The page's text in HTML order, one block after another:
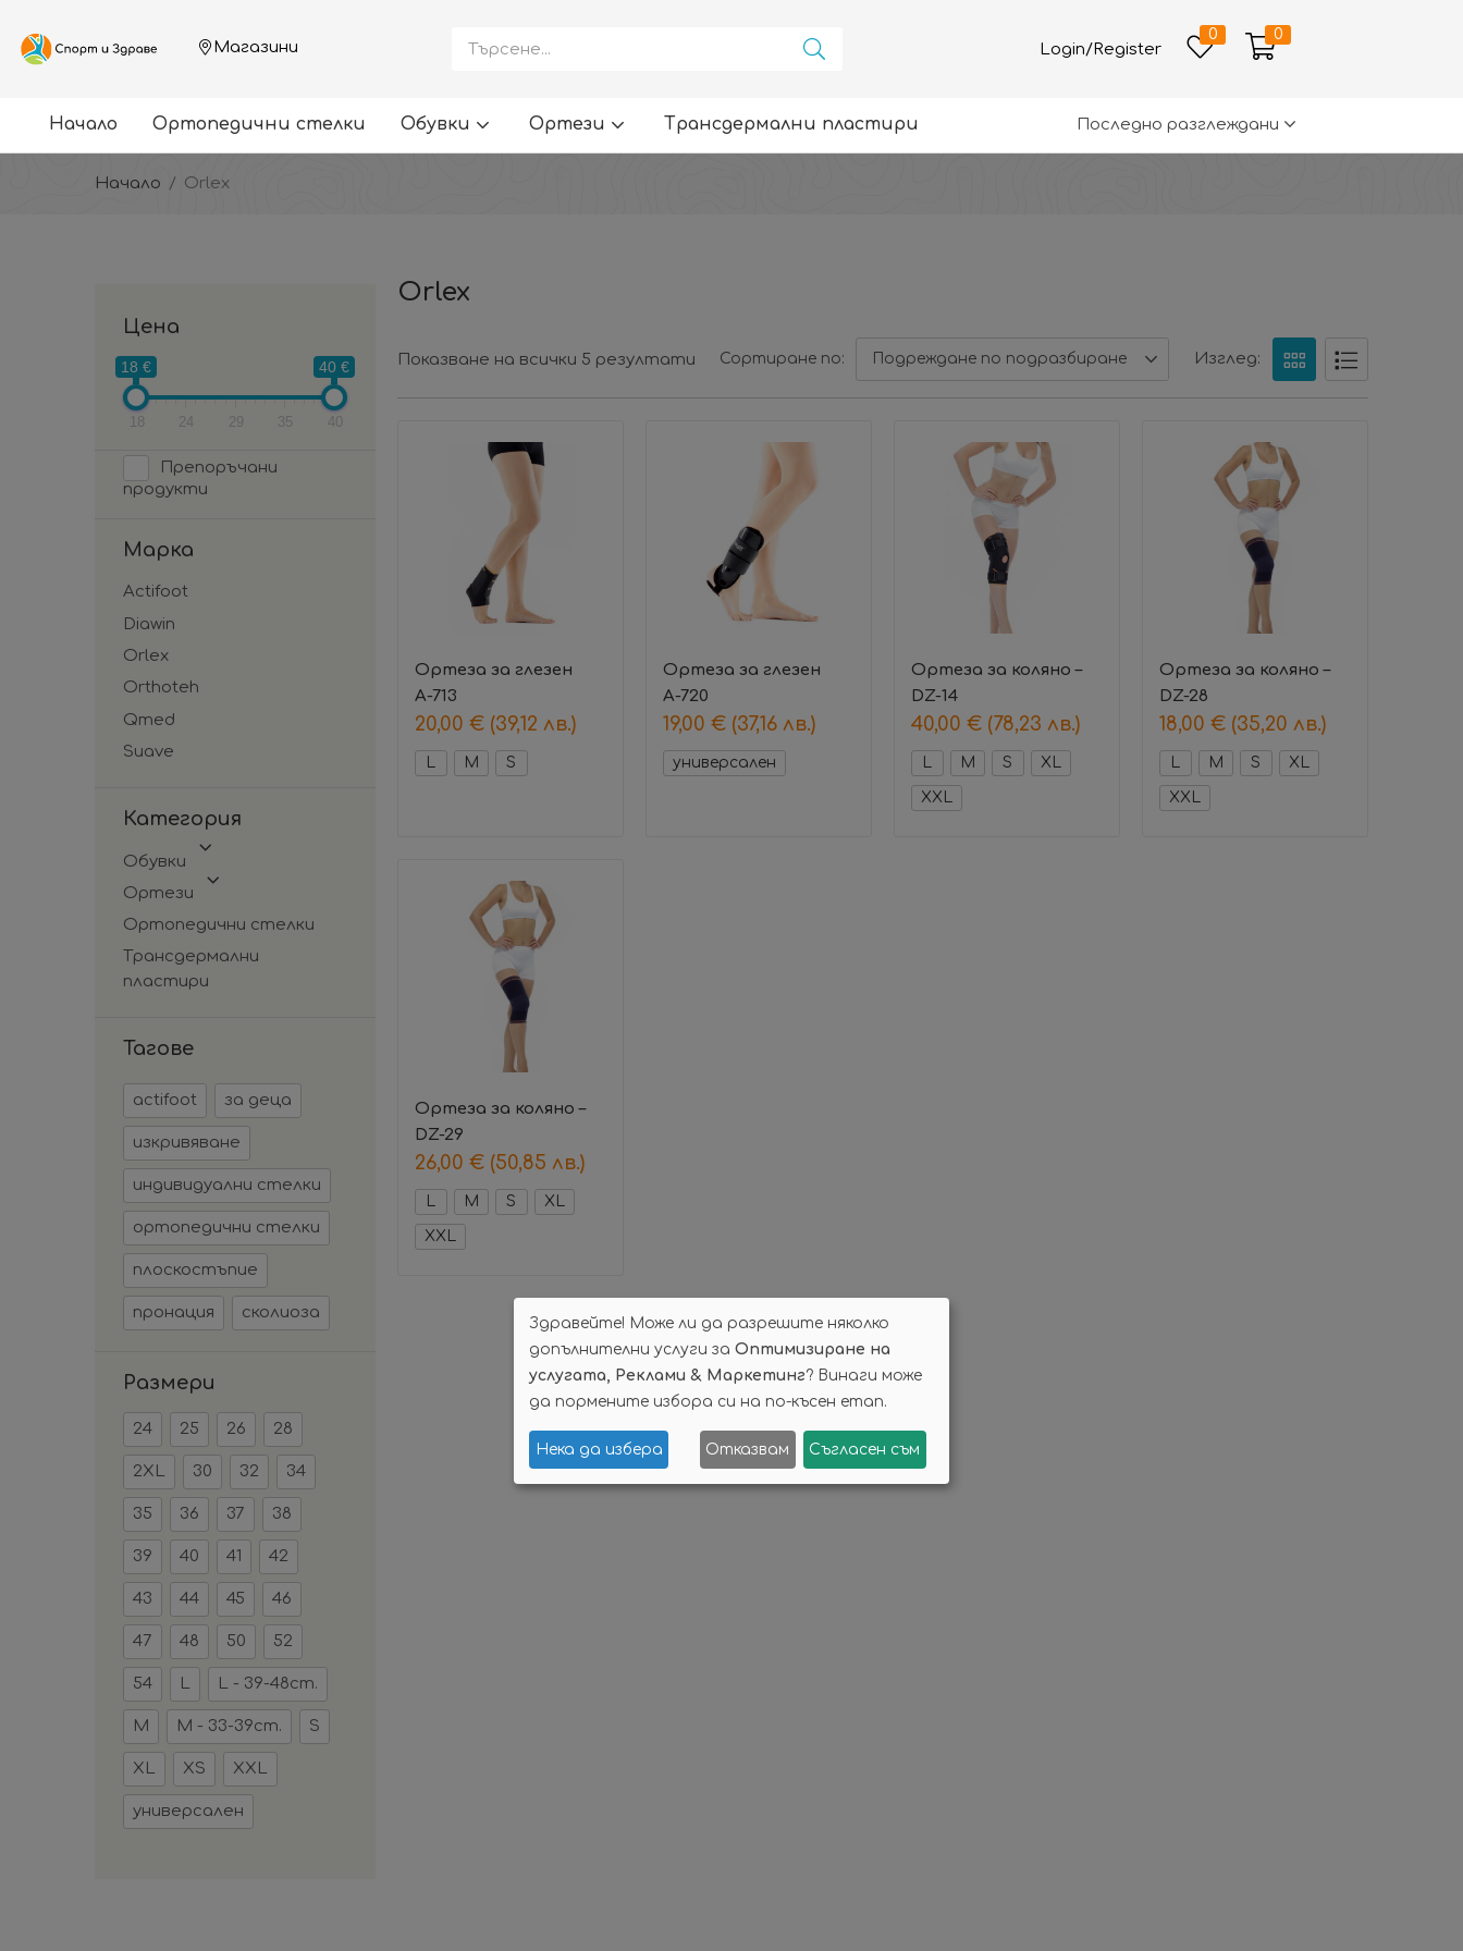
Магазини Login/Register
0 0
Начало Ортопедични стелки Обувки Ортези Трансдермални пластири Последно разглеждани
Начало Orlex
Цена
18 € 40 €
18 24 29 35 40
Препоръчани
продукти
Марка
Actifoot
Diawin
Orlex
Orthoteh
Qmed
Suave
Категория
Обувки
Ортези
Ортопедични стелки
Трансдермални
пластири
Тагове
actifoot за деца
изкривяване
индивидуални стелки
ортопедични стелки
плоскостъпие
пронация сколиоза
Размери
24 25 26 28
2XL 30 32 34
35 36 37 38
39 40 41 42
43 44 45 46
47 48 50 52
54 L L - 39-48cm.
M M - 33-39cm. S
XL XS XXL
универсален
Orlex
Показване на всички 5 резултати Сортиране по: Подреждане по подразбиране Изглед:
Ортеза за глезен
А-713
20,00 € (39,12 лв.)
M S
Ортеза за глезен
А-720
19,00 € (37,16 лв.)
универсален
Ортеза за коляно –
DZ-14
40,00 € (78,23 лв.)
M S XL
XXL
Ортеза за коляно –
DZ-28
18,00 € (35,20 лв.)
M S XL
XXL
Ортеза за коляно –
DZ-29
26,00 € (50,85 лв.)
M S XL
XXL
Здравейте! Може ли да разрешите няколко
допълнителни услуги за Оптимизиране на
услугата, Реклами & Маркетинг? Винаги може
да пормените избора си на по-късен етап.
Нека да избера Отказвам Съгласен съм